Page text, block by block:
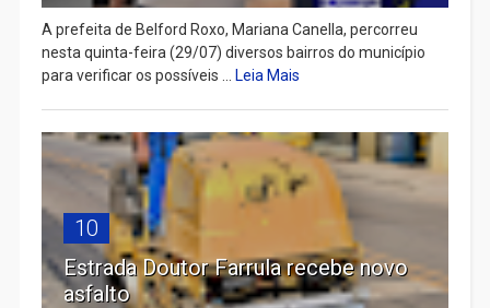
A prefeita de Belford Roxo, Mariana Canella, percorreu
nesta quinta-feira (29/07) diversos bairros do município
para verificar os possíveis ... Leia Mais
10
Estrada Doutor Farrula recebe novo
asfalto